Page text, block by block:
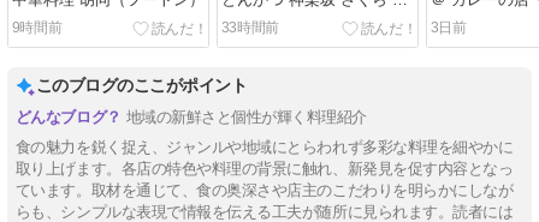
9時間前
模大野店
33時間前
3日前
このブログのここがポイント
地域の新鮮さと個性が輝く料理紹介
食の魅力を鋭く捉え、ジャンルや地域にとらわれず多彩な料理を細やかに
取り上げます。各店の特色や料理の背景に触れ、新発見を促す内容となっ
ています。取材を通じて、食の奥深さや店主のこだわりを明らかにしなが
らも、シンプルな表現で情報を伝える工夫が随所に見られます。読者には